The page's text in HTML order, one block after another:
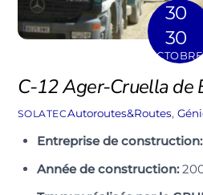
30
30
OCTOBRE
C-12 Ager-Cruella de
SOLATECAutoroutes&Routes,
Entreprise de construction:
Année de construction: